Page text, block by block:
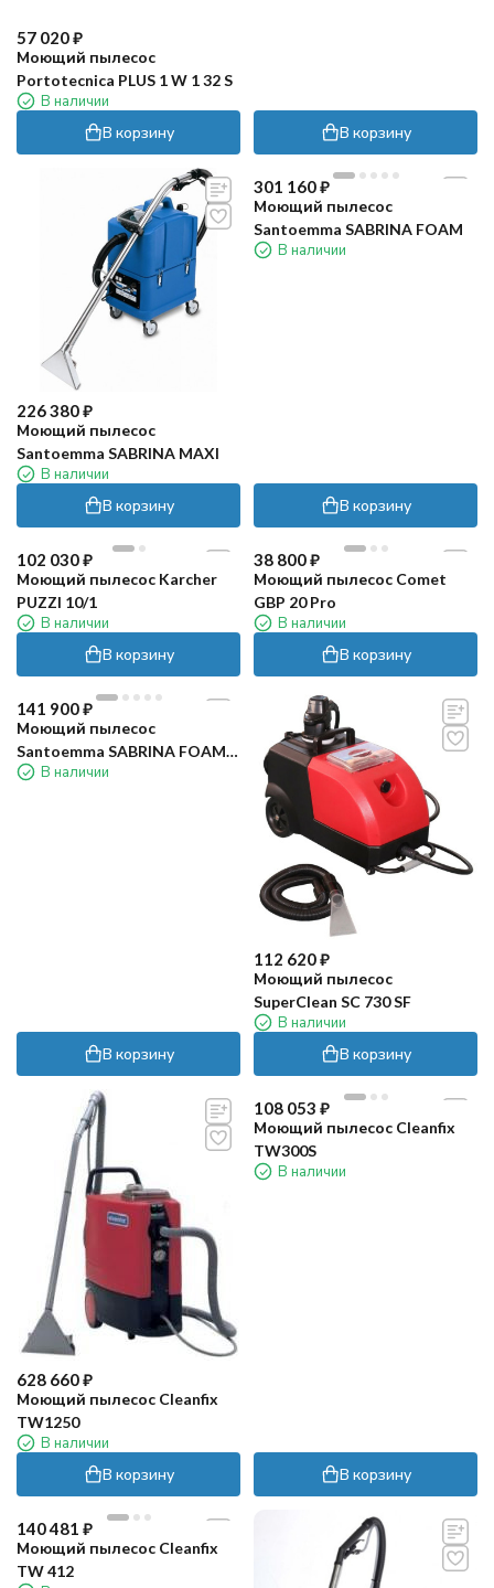
57 020₽
Моющий пылесос
Portotecnica PLUS 1 W 1 32 S
В наличии
В корзину В корзину
226 380₽
Моющий пылесос
Santoemma SABRINA MAXI
В наличии
В корзину
301 160₽
Моющий пылесос
Santoemma SABRINA FOAM
В наличии
В корзину
102 030₽
Моющий пылесос Karcher
PUZZI 10/1
В наличии
В корзину
38 800₽
Моющий пылесос Comet
GBP 20 Pro
В наличии
В корзину
141 900₽
Моющий пылесос
Santoemma SABRINA FOAM
LITEВ наличии
В корзину
112 620₽
Моющий пылесос
SuperClean SC 730 SF
В наличии
В корзину
628 660₽
Моющий пылесос Cleanfix
TW1250
В наличии
В корзину
108 053 ₽
Моющий пылесос Cleanfix
TW300S
В наличии
В корзину
140 481 ₽
Моющий пылесос Cleanfix
TW 412